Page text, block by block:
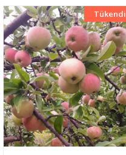
Yeni
Tükendi